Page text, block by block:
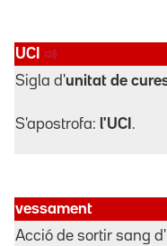
UCI
Sigla d'unitat de
S'apostrofa: l'UCI .
vessament
Acció de sortir sang